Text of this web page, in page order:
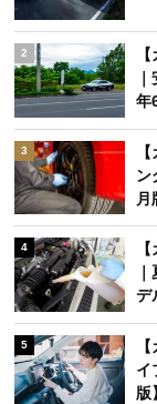
2
年
3
ン
月
4
デ
5
イ
版】